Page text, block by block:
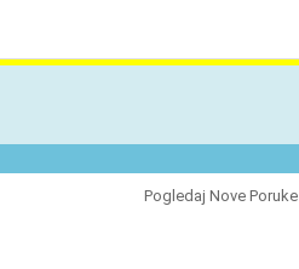
Pogledaj Nove Poruke